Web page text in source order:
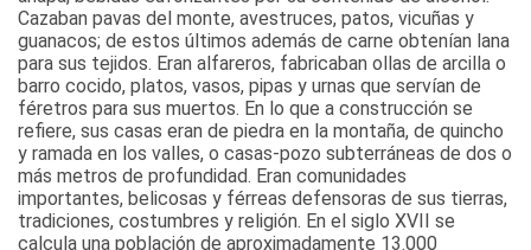
Cazaban pavas del monte, avestruces, patos, vicuñas y
guanacos; de estos últimos además de carne obtenían lana
para sus tejidos. Eran alfareros, fabricaban ollas de arcilla o
barro cocido, platos, vasos, pipas y urnas que servían de
féretros para sus muertos. En lo que a construcción se
refiere, sus casas eran de piedra en la montaña, de quincho
y ramada en los valles, o casas-pozo subterráneas de dos o
más metros de profundidad. Eran comunidades
importantes, belicosas y férreas defensoras de sus tierras,
tradiciones, costumbres y religión. En el siglo XVII se
calcula una población de aproximadamente 13.000